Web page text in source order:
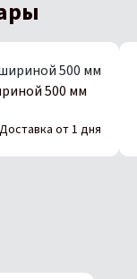
500 мм
Доставка от 1 дня